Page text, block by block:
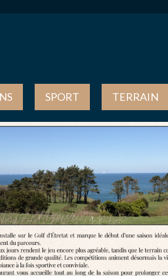
SPORT TERRAIN